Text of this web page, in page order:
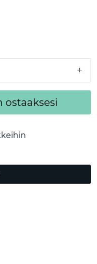
+
ostaaksesi